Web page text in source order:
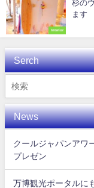
Interior
杉の
ます
Serch
News
クールジャパンアワ
プレゼン
万博観光ポータルに